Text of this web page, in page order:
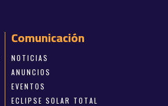
Comunicación
NOTICIAS
ANUNCIOS
EVENTOS
ECLIPSE SOLAR TOTAL